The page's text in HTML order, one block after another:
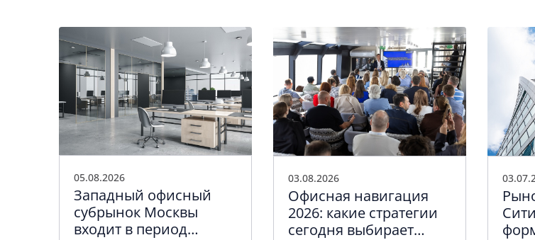
05.08.2026
Западный офисный
субрынок Москвы
входит в период
03.08.2026
Офисная навигация
2026: какие стратегии
сегодня выбирает